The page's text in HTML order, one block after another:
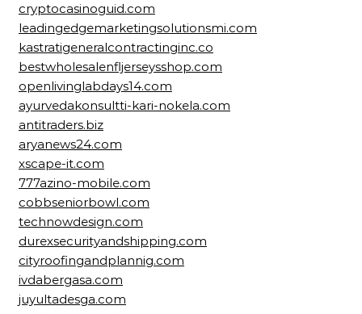
cryptocasinoguid.com
leadingedgemarketingsolutionsmi.com
kastratigeneralcontractinginc.co
bestwholesalenfljerseysshop.com
openlivinglabdays14.com
ayurvedakonsultti-kari-nokela.com
antitraders.biz
aryanews24.com
xscape-it.com
777azino-mobile.com
cobbseniorbowl.com
technowdesign.com
durexsecurityandshipping.com
cityroofingandplannig.com
ivdabergasa.com
juyultadesga.com